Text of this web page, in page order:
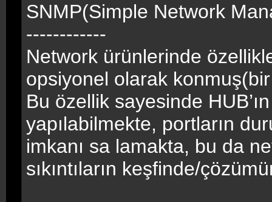
SNMP(Simple Network
------------
Network ürünlerinde
opsiyonel olarak
Bu özellik sayesinde
yapılabilmekte, portların
imkanı sa lamakta, bu da
sıkıntıların keşfinde/